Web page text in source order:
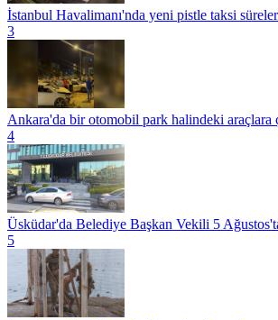
İstanbul Havalimanı'nda yeni pistle taksi
3
Ankara'da bir otomobil park halindeki araçlara
4
Üsküdar'da Belediye Başkan Vekili 5
5